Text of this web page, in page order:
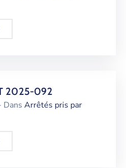
2025-092
Dans Arrêtés pris par